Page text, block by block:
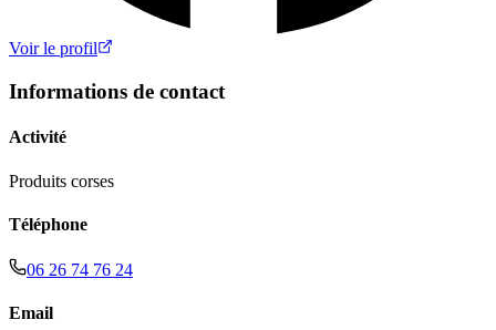
Voir le profil
Informations de contact
Activité
Produits corses
Téléphone
06 26 74 76 24
Email